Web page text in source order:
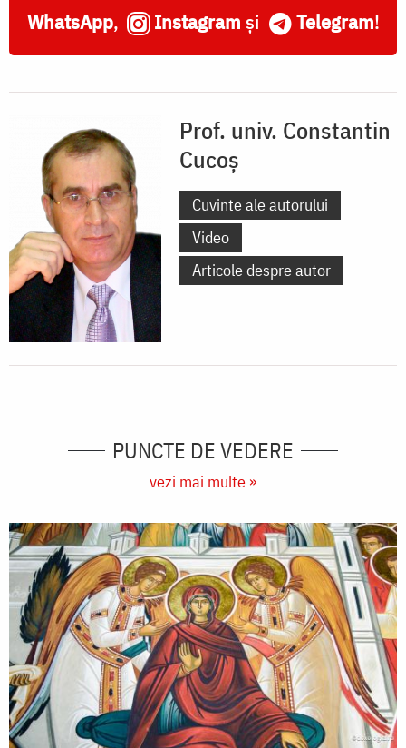
WhatsApp, Instagram și Telegram!
Prof. univ. Constantin
Cucoș
Cuvinte ale autorului
Video
Articole despre autor
PUNCTE DE VEDERE
vezi mai multe »